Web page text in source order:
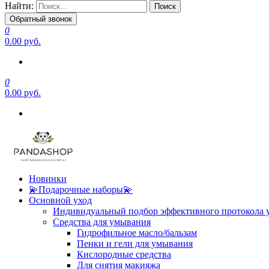
Найти:
Обратный звонок
0
0.00 руб.
0
0.00 руб.
Новинки
💫Подарочные наборы💫
Основной уход
Индивидуальный подбор эффективного протокола
Средства для умывания
Гидрофильное масло/бальзам
Пенки и гели для умывания
Кислородные средства
Для снятия макияжа